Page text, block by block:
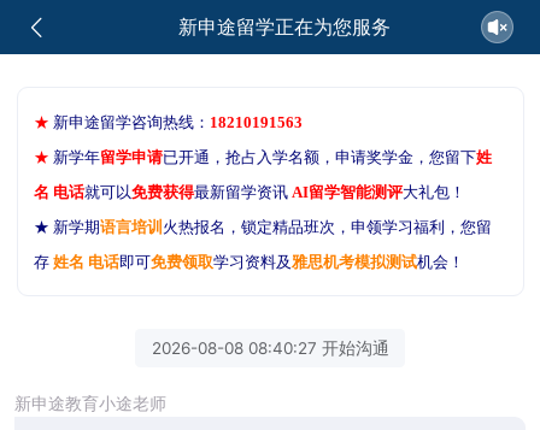
新申途留学正在为您服务
★ 新申途留学咨询热线： 18210191563
★ 新学年留学申请已开通，抢占入学名额，申请奖学金，您留下姓
名 电话就可以免费获得最新留学资讯 AI留学智能测评大礼包！
★ 新学期语言培训 火热报名，锁定精品班次，申领学习福利，您留
存姓名 电话即可免费领取学习资料及雅思机考模拟测试机会！
2026-08-08 08:40:27 开始沟通
新申途教育小途老师